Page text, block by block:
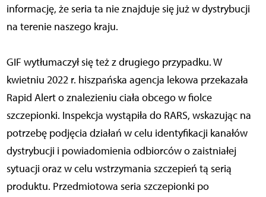
informację, że seria ta nie znajduje się już w dystrybucji
na terenie naszego kraju.
GIF wytłumaczył się też z drugiego przypadku. W
kwietniu 2022 r. hiszpańska agencja lekowa przekazała
Rapid Alert o znalezieniu ciała obcego w fiolce
szczepionki. Inspekcja wystąpiła do RARS, wskazując na
potrzebę podjęcia działań w celu identyfikacji kanałów
dystrybucji i powiadomienia odbiorców o zaistniałej
sytuacji oraz w celu wstrzymania szczepień tą serią
produktu. Przedmiotowa seria szczepionki po